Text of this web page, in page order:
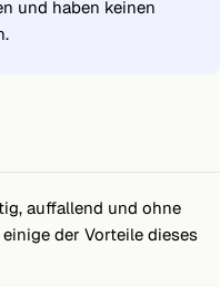
und haben keinen
auffallend und ohne
der Vorteile dieses